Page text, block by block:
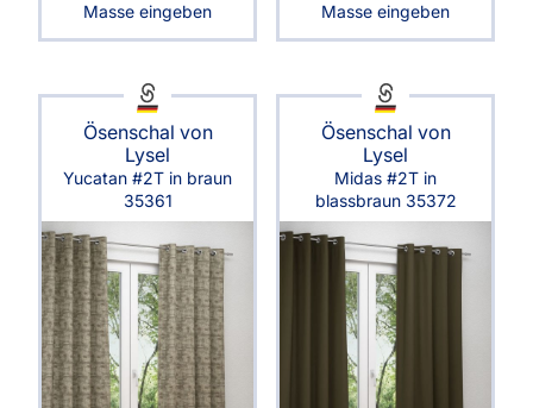
Masse eingeben Masse eingeben
Ösenschal von
Lysel
Yucatan #2T in braun
35361
Ösenschal von
Lysel
Midas #2T in
blassbraun 35372